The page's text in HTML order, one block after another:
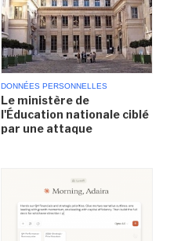
DONNÉES PERSONNELLES
Le ministère de
l'Éducation nationale ciblé
par une attaque